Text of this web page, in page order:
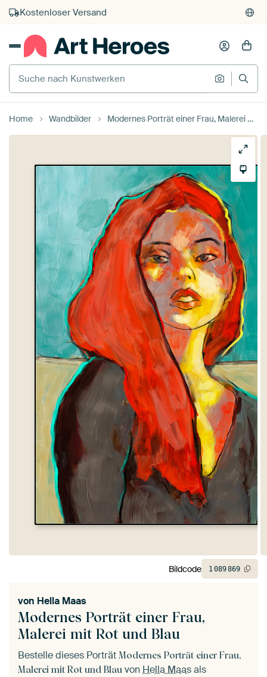
Kauf auf Rechnung
Individueller Druck auf Bestellung
Suche nach Kunstwerken
Suche
Home Wandbilder Modernes Porträt einer Frau, Malerei mit Rot und Blau von Hella Maas
Modernes Porträt einer Frau,
Malerei mit Rot und Blau
von Hella Maas
Bestelle dieses Porträt Modernes Porträt einer Frau,
Malerei mit Rot und Blau vonHella Maasals
Bildcode 1089869